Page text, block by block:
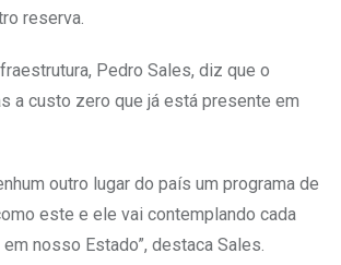
reserva.
Pedro Sales, diz que o
a custo zero que já está presente em
outro lugar do país um programa de
este e ele vai contemplando cada
nosso Estado”, destaca Sales.